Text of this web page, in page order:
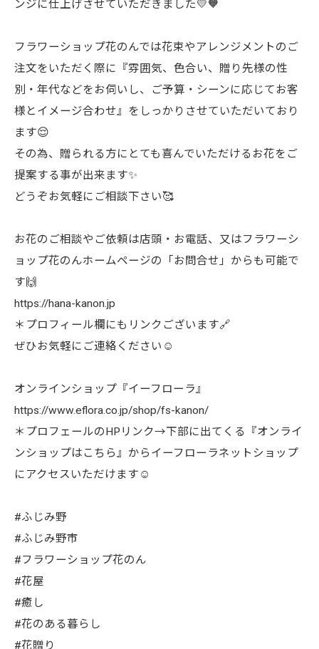
ンジに仕上げさせていただきました💛🧡
フラワーショップ花のんでは花束やアレンジメントのご
注文をいただく際に『雰囲気、色合い、贈り先様の性
別・年代などをお伺いし、ご予算・シーンに応じてお客
様とイメージ合わせ』をしっかりさせていただいており
ます😌
その為、贈られる方にとても喜んでいただけるお花をご
提案する事が出来ます✨
どうぞお気軽にご相談下さい🥰
お花のご相談やご依頼は店頭・お電話、又はフラワーシ
ョップ花のんホームページの「お問合せ」からも可能で
す🙌
https://hana-kanon.jp
＊プロフィール欄にもリンクございます🔗
ぜひお気軽にご連絡ください☺︎
オンラインショップ『イーフローラ』
https://www.eflora.co.jp/shop/fs-kanon/
＊プロフェールのHPリンク→下部に出てくる『オンライ
ンショップはこちら』からイーフローラネットショップ
にアクセスいただけます☺︎
#ふじみ野
#ふじみ野市
#フラワーショップ花のん
#花屋
#癒し
#花のある暮らし
#花贈り